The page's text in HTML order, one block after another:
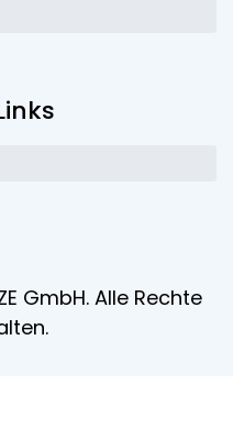
GmbH. Alle Rechte